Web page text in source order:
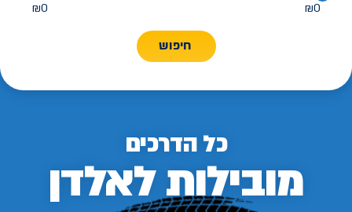
₪0
₪0
חיפוש
כל הדרכים
מובילות לאלדן